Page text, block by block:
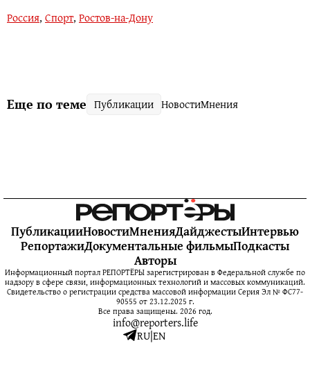
Россия, Спорт, Ростов-на-Дону
Еще по теме Публикации НовостиМнения
ПубликацииНовостиМненияДайджестыИнтервью
РепортажиДокументальные фильмыПодкасты
Авторы
Информационный портал РЕПОРТЁРЫ зарегистрирован в Федеральной службе по
надзору в сфере связи, информационных технологий и массовых коммуникаций.
Свидетельство о регистрации средства массовой информации Серия Эл № ФС77-
90555 от 23.12.2025 г.
Все права защищены. 2026 год.
info@reporters.life
RU|EN